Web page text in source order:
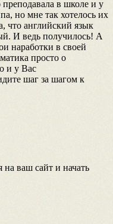
преподавала в школе и у
но мне так хотелось их
что английский язык
И ведь получилось! А
наработки в своей
просто о
и у Вас
шаг за шагом к
ваш сайт и начать